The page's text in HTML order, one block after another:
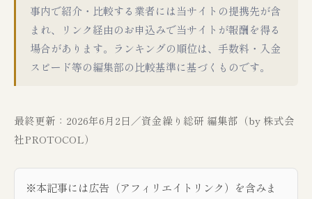
事内で紹介・比較する業者には当サイトの提携先が含
まれ、リンク経由のお申込みで当サイトが報酬を得る
場合があります。ランキングの順位は、手数料・入金
スピード等の編集部の比較基準に基づくものです。
最終更新：2026年6月2日／資金繰り総研 編集部（by 株式会
社PROTOCOL）
※本記事には広告（アフィリエイトリンク）を含みま